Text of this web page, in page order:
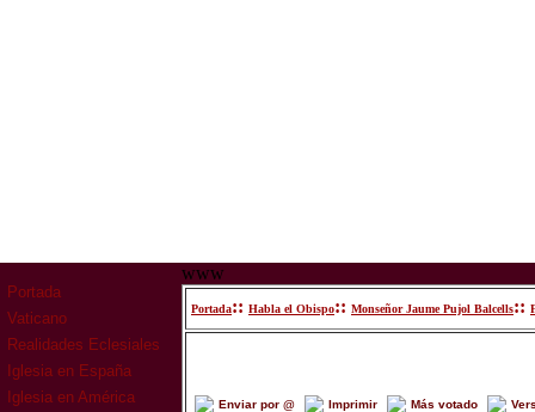
Portada
Vaticano
Realidades Eclesiales
Iglesia en España
Iglesia en América
www
Portada:: Habla el Obispo:: Monseñor Jaume Pujol Balcells::
Enviar por @ Imprimir Más votado